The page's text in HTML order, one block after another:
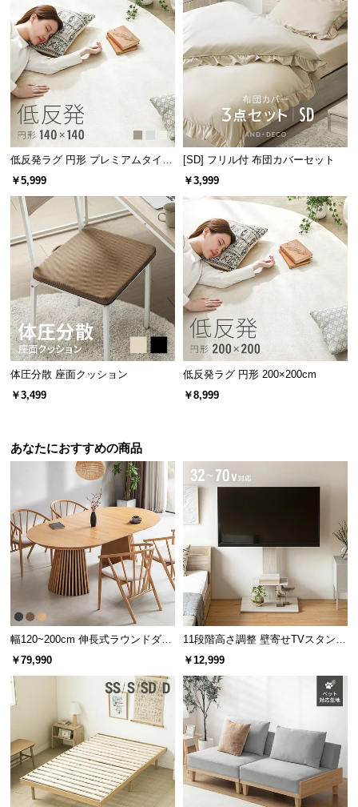
企
業
情
報
o.,
低反発ラグ 円形 プレミアムタイプ
140×140cm
￥5,999
[SD] フリル付 布団カバーセット
￥3,999
体圧分散 座面クッション
￥3,499
低反発ラグ 円形 200×200cm
￥8,999
あなたにおすすめの商品
幅120~200cm 伸長式ラウンドダイ
ニングテーブル 6人掛け 天然木突
板 美しい格子デザイン
￥79,990
11段階高さ調整 壁寄せTVスタンド
キャスター付き 上下左右角度調節
￥12,999